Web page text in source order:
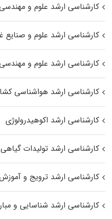
کارشناسی ارشد علوم و
کارشناسی ارشد علوم و صنایع
کارشناسی ارشد علوم و
کارشناسی ارشد هواشناسی
کارشناسی ارشد اکوهیدرولوژی
کارشناسی ارشد تولیدات گیاهی
کارشناسی ارشد ترویج و
کارشناسی ارشد شناسایی و